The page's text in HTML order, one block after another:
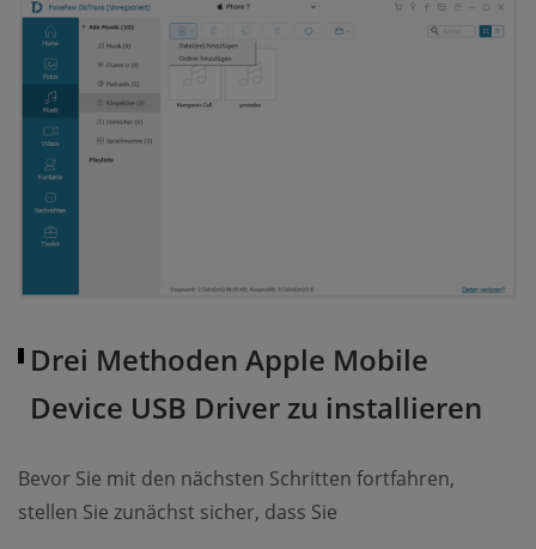
Drei Methoden Apple Mobile
Device USB Driver zu installieren
Bevor Sie mit den nächsten Schritten fortfahren,
stellen Sie zunächst sicher, dass Sie